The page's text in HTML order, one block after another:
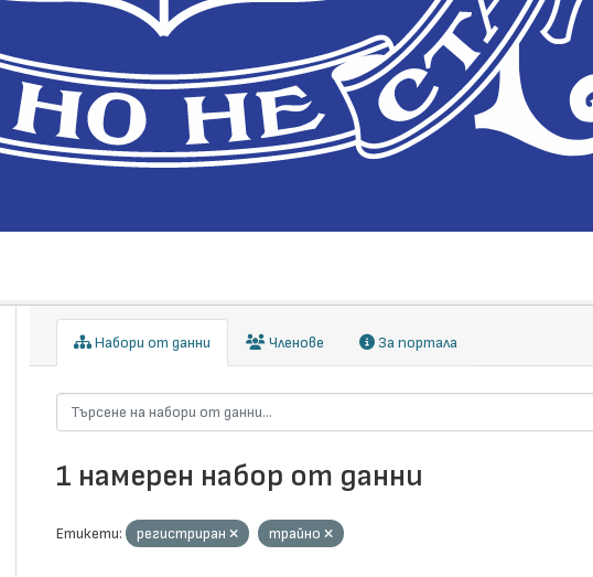
Набори от данни Членове За портала
1 намерен набор от данни
Етикети: регистриран трайно